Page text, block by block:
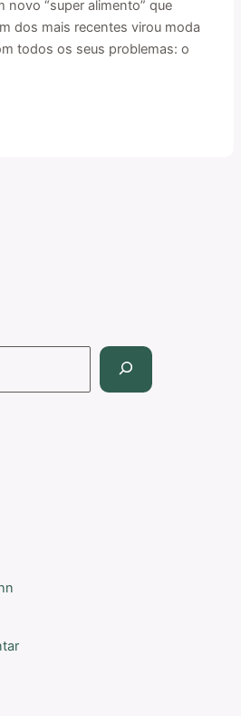
novo “super alimento” que
dos mais recentes virou moda
todos os seus problemas: o